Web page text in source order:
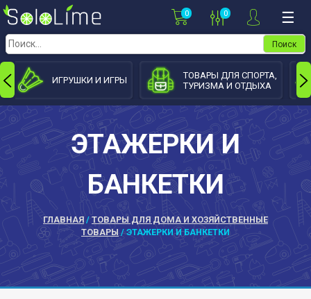
Skip
to
content
0 0 ☰
Найти:
ИГРУШКИ И ИГРЫ
ТОВАРЫ ДЛЯ СПОРТА,
ТУРИЗМА И ОТДЫХА
ЭТАЖЕРКИ И
БАНКЕТКИ
ГЛАВНАЯ / ТОВАРЫ ДЛЯ ДОМА И ХОЗЯЙСТВЕННЫЕ
ТОВАРЫ / ЭТАЖЕРКИ И БАНКЕТКИ